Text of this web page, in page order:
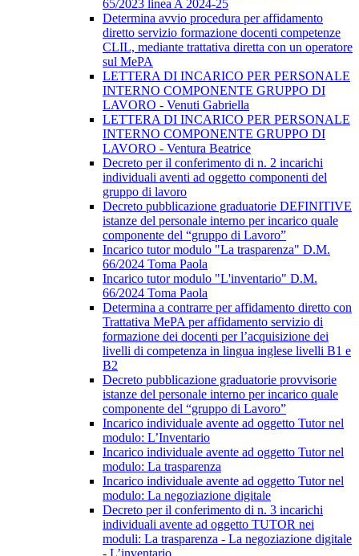
65/2023 linea A 2024-25
Determina avvio procedura per affidamento
diretto servizio formazione docenti competenze
CLIL, mediante trattativa diretta con un operatore
sul MePA
LETTERA DI INCARICO PER PERSONALE
INTERNO COMPONENTE GRUPPO DI
LAVORO - Venuti Gabriella
LETTERA DI INCARICO PER PERSONALE
INTERNO COMPONENTE GRUPPO DI
LAVORO - Ventura Beatrice
Decreto per il conferimento di n. 2 incarichi
individuali aventi ad oggetto componenti del
gruppo di lavoro
Decreto pubblicazione graduatorie DEFINITIVE
istanze del personale interno per incarico quale
componente del “gruppo di Lavoro”
Incarico tutor modulo "La trasparenza" D.M.
66/2024 Toma Paola
Incarico tutor modulo "L'inventario" D.M.
66/2024 Toma Paola
Determina a contrarre per affidamento diretto con
Trattativa MePA per affidamento servizio di
formazione dei docenti per l’acquisizione dei
livelli di competenza in lingua inglese livelli B1 e
B2
Decreto pubblicazione graduatorie provvisorie
istanze del personale interno per incarico quale
componente del “gruppo di Lavoro”
Incarico individuale avente ad oggetto Tutor nel
modulo: L’Inventario
Incarico individuale avente ad oggetto Tutor nel
modulo: La trasparenza
Incarico individuale avente ad oggetto Tutor nel
modulo: La negoziazione digitale
Decreto per il conferimento di n. 3 incarichi
individuali avente ad oggetto TUTOR nei
moduli: La trasparenza - La negoziazione digitale